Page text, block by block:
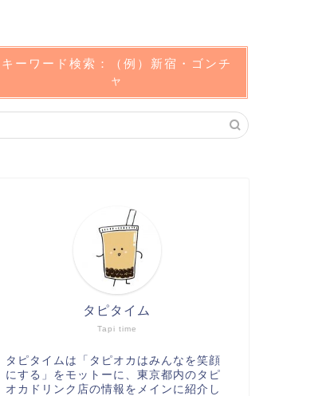
キーワード検索：（例）新宿・ゴンチ
ャ
Tapi time
タピタイム
タピタイムは「タピオカはみんなを笑顔
にする」をモットーに、東京都内のタピ
オカドリンク店の情報をメインに紹介し